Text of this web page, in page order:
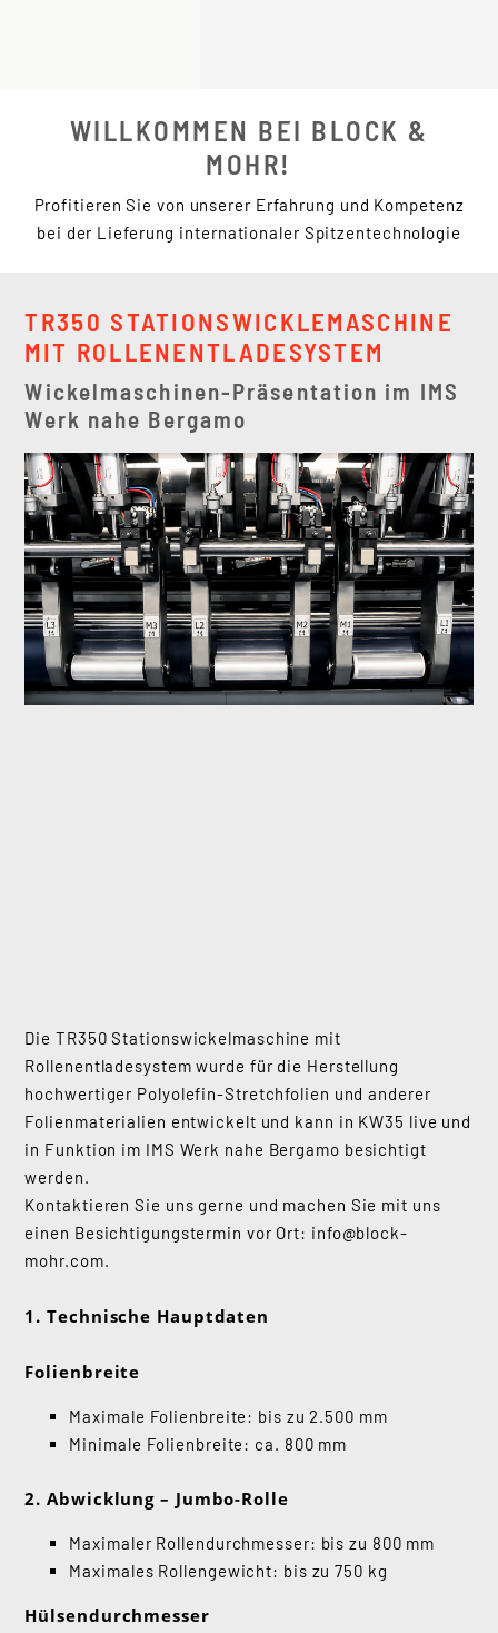
WILLKOMMEN BEI BLOCK &
MOHR!
Profitieren Sie von unserer Erfahrung und Kompetenz
bei der Lieferung internationaler Spitzentechnologie
TR350 STATIONSWICKLEMASCHINE
MIT ROLLENENTLADESYSTEM
Wickelmaschinen-Präsentation im IMS
Werk nahe Bergamo
Die TR350 Stationswickelmaschine mit
Rollenentladesystem wurde für die Herstellung
hochwertiger Polyolefin-Stretchfolien und anderer
Folienmaterialien entwickelt und kann in KW35 live und
in Funktion im IMS Werk nahe Bergamo besichtigt
werden.
Kontaktieren Sie uns gerne und machen Sie mit uns
einen Besichtigungstermin vor Ort: info@block-
mohr.com.
1. Technische Hauptdaten
Folienbreite
Maximale Folienbreite: bis zu 2.500 mm
Minimale Folienbreite: ca. 800 mm
2. Abwicklung – Jumbo-Rolle
Maximaler Rollendurchmesser: bis zu 800 mm
Maximales Rollengewicht: bis zu 750 kg
Hülsendurchmesser